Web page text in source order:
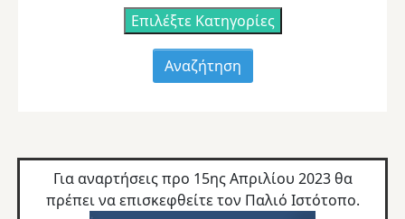
Επιλέξτε Κατηγορίες
Για αναρτήσεις προ 15ης Απριλίου 2023 θα
πρέπει να επισκεφθείτε τον Παλιό Ιστότοπο.